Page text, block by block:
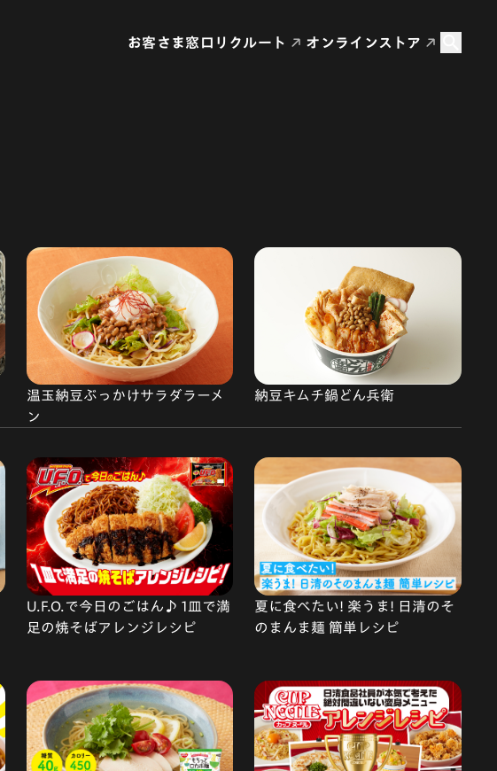
お客さま窓口 リクルート オンラインストア
温玉納豆ぶっかけサラダラーメ
ン
納豆キムチ鍋どん兵衛
U.F.O.で今日のごはん♪ 1皿で満
足の焼そばアレンジレシピ
夏に食べたい! 楽うま! 日清のそ
のまんま麺 簡単レシピ